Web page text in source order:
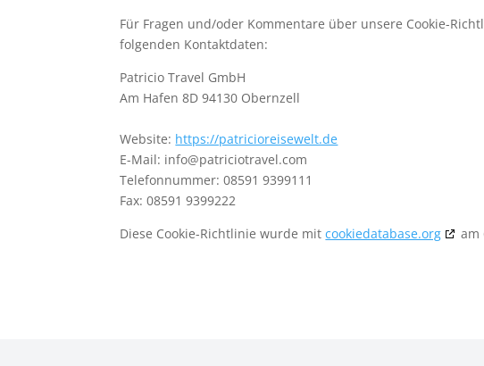
Für Fragen und/oder Kommentare über unsere Cookie-
folgenden Kontaktdaten:
Patricio Travel GmbH
Am Hafen 8D 94130 Obernzell
Website: https://patricioreisewelt.de
E-Mail: info@patriciotravel.com
Telefonnummer: 08591 9399111
Fax: 08591 9399222
Diese Cookie-Richtlinie wurde mitcookiedatabase.org am